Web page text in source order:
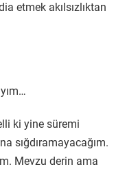
etmek akılsızlıktan
ki yine süremi
sığdıramayacağım.
Mevzu derin ama